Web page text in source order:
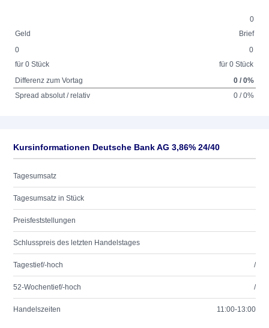
0
Geld
Brief
0
für 0 Stück
0
für 0 Stück
Differenz zum Vortag
0 / 0%
Spread absolut / relativ
0 / 0%
Kursinformationen Deutsche Bank AG 3,86% 24/40
Tagesumsatz
Tagesumsatz in Stück
Preisfeststellungen
Schlusspreis des letzten Handelstages
Tagestief/-hoch /
52-Wochentief/-hoch /
Handelszeiten 11:00-13:00